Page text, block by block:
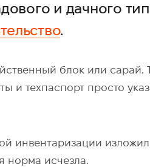
и дачного
.
блок или сарай.
и техпаспорт просто
инвентаризации
норма исчезла.